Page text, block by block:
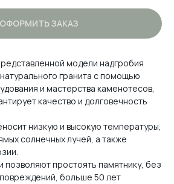
ОФОРМИТЬ ЗАКАЗ
модели надгробия
гранита с помощью
и мастерства каменотесов,
качество и долговечность
низкую и высокую температуры,
солнечных лучей, а также
позволяют простоять памятнику, без
больше 50 лет